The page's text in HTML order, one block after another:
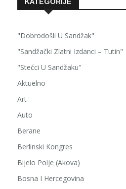
KATEGORIJE
"Dobrodošli U Sandžak"
"Sandžački Zlatni Izdanci – Tutin"
"Stećci U Sandžaku"
Aktuelno
Art
Auto
Berane
Berlinski Kongres
Bijelo Polje (Akova)
Bosna I Hercegovina